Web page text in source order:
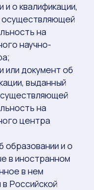
о квалификации,
осуществляющей
на
научно-
или документ об
выданный
на
центра
и о
в иностранном
в нем
Российской